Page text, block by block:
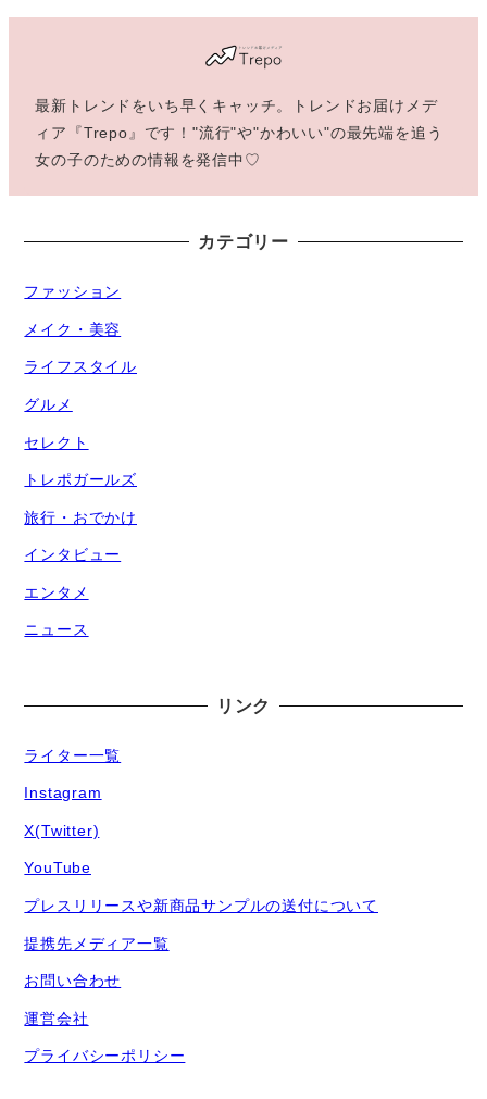
最新トレンドをいち早くキャッチ。トレンドお届けメデ
ィア『Trepo』です！"流行"や"かわいい"の最先端を追う
女の子のための情報を発信中♡
カテゴリー
ファッション
メイク・美容
ライフスタイル
グルメ
セレクト
トレポガールズ
旅行・おでかけ
インタビュー
エンタメ
ニュース
リンク
ライター一覧
Instagram
X(Twitter)
YouTube
プレスリリースや新商品サンプルの送付について
提携先メディア一覧
お問い合わせ
運営会社
プライバシーポリシー